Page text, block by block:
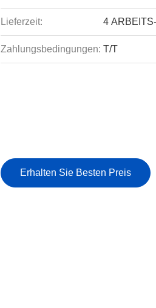
Lieferzeit: 4
Zahlungsbedingungen: T/T
Erhalten Sie Besten Preis